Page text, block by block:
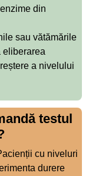
din
sau vătămările
eliberarea
a nivelului
testul
cu niveluri
durere